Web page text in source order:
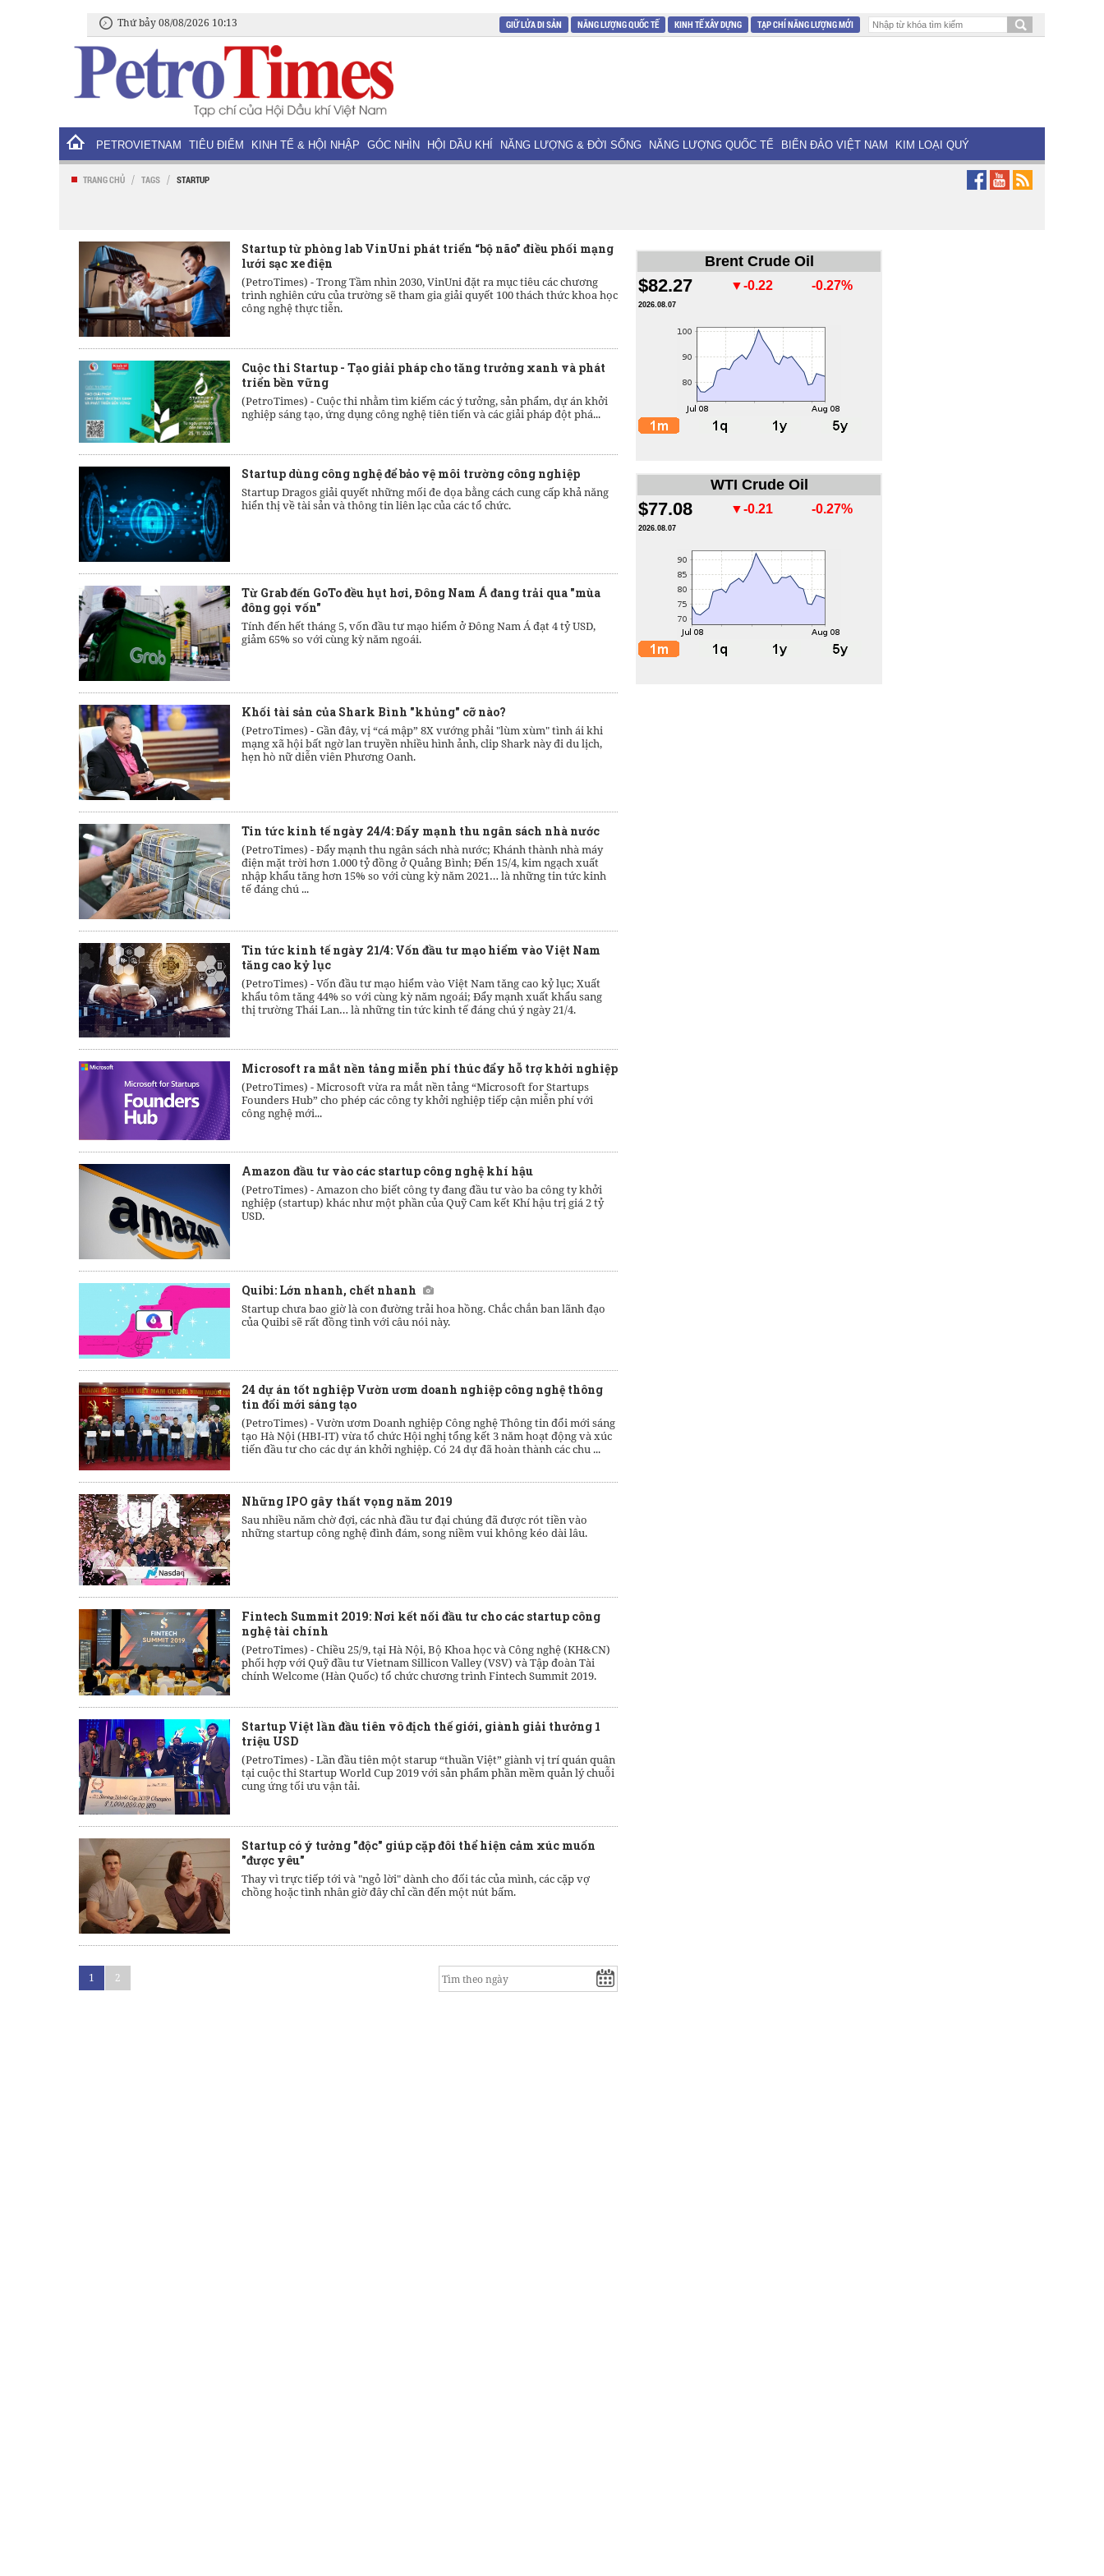
Thứ bảy 08/08/2026 10:13 GIỮ LỬA DI SẢN NĂNG LƯỢNG QUỐC TẾ KINH TẾ XÂY DỰNG TẠP CHÍ NĂNG LƯỢNG MỚI
PETROVIETNAM TIÊU ĐIỂM KINH TẾ & HỘI NHẬP GÓC NHÌN HỘI DẦU KHÍ NĂNG LƯỢNG & ĐỜI SỐNG NĂNG LƯỢNG QUỐC TẾ BIỂN ĐẢO VIỆT NAM KIM LOẠI QUÝ
TRANG CHỦ / TAGS / STARTUP
Startup từ phòng lab VinUni phát triển “bộ não” điều phối mạng
lưới sạc xe điện
(PetroTimes) -Trong Tầm nhìn 2030, VinUni đặt ra mục tiêu các chương
trình nghiên cứu của trường sẽ tham gia giải quyết 100 thách thức khoa học
công nghệ thực tiễn.
Cuộc thi Startup - Tạo giải pháp cho tăng trưởng xanh và phát
triển bền vững
(PetroTimes) -Cuộc thi nhằm tìm kiếm các ý tưởng, sản phẩm, dự án khởi
nghiệp sáng tạo, ứng dụng công nghệ tiên tiến và các giải pháp đột phá...
Startup dùng công nghệ để bảo vệ môi trường công nghiệp
Startup Dragos giải quyết những mối đe dọa bằng cách cung cấp khả năng
hiển thị về tài sản và thông tin liên lạc của các tổ chức.
Từ Grab đến GoTo đều hụt hơi, Đông Nam Á đang trải qua "mùa
đông gọi vốn"
Tính đến hết tháng 5, vốn đầu tư mạo hiểm ở Đông Nam Á đạt 4 tỷ USD,
giảm 65% so với cùng kỳ năm ngoái.
Khối tài sản của Shark Bình "khủng" cỡ nào?
(PetroTimes) -Gần đây, vị “cá mập” 8X vướng phải "lùm xùm" tình ái khi
mạng xã hội bất ngờ lan truyền nhiều hình ảnh, clip Shark này đi du lịch,
hẹn hò nữ diễn viên Phương Oanh.
Tin tức kinh tế ngày 24/4: Đẩy mạnh thu ngân sách nhà nước
(PetroTimes) -Đẩy mạnh thu ngân sách nhà nước; Khánh thành nhà máy
điện mặt trời hơn 1.000 tỷ đồng ở Quảng Bình; Đến 15/4, kim ngạch xuất
nhập khẩu tăng hơn 15% so với cùng kỳ năm 2021… là những tin tức kinh
tế đáng chú ...
Tin tức kinh tế ngày 21/4: Vốn đầu tư mạo hiểm vào Việt Nam
tăng cao kỷ lục
(PetroTimes) -Vốn đầu tư mạo hiểm vào Việt Nam tăng cao kỷ lục; Xuất
khẩu tôm tăng 44% so với cùng kỳ năm ngoái; Đẩy mạnh xuất khẩu sang
thị trường Thái Lan… là những tin tức kinh tế đáng chú ý ngày 21/4.
Microsoft ra mắt nền tảng miễn phí thúc đẩy hỗ trợ khởi nghiệp
(PetroTimes) -Microsoft vừa ra mắt nền tảng “Microsoft for Startups
Founders Hub” cho phép các công ty khởi nghiệp tiếp cận miễn phí với
công nghệ mới...
Amazon đầu tư vào các startup công nghệ khí hậu
(PetroTimes) -Amazon cho biết công ty đang đầu tư vào ba công ty khởi
nghiệp (startup) khác như một phần của Quỹ Cam kết Khí hậu trị giá 2 tỷ
USD.
Quibi: Lớn nhanh, chết nhanh
Startup chưa bao giờ là con đường trải hoa hồng. Chắc chắn ban lãnh đạo
của Quibi sẽ rất đồng tình với câu nói này.
24 dự án tốt nghiệp Vườn ươm doanh nghiệp công nghệ thông
tin đổi mới sáng tạo
(PetroTimes) -Vườn ươm Doanh nghiệp Công nghệ Thông tin đổi mới sáng
tạo Hà Nội (HBI-IT) vừa tổ chức Hội nghị tổng kết 3 năm hoạt động và xúc
tiến đầu tư cho các dự án khởi nghiệp. Có 24 dự đã hoàn thành các chu ...
Những IPO gây thất vọng năm 2019
Sau nhiều năm chờ đợi, các nhà đầu tư đại chúng đã được rót tiền vào
những startup công nghệ đình đám, song niềm vui không kéo dài lâu.
Fintech Summit 2019: Nơi kết nối đầu tư cho các startup công
nghệ tài chính
(PetroTimes) -Chiều 25/9, tại Hà Nội, Bộ Khoa học và Công nghệ (KH&CN)
phối hợp với Quỹ đầu tư Vietnam Sillicon Valley (VSV) và Tập đoàn Tài
chính Welcome (Hàn Quốc) tổ chức chương trình Fintech Summit 2019.
Startup Việt lần đầu tiên vô địch thế giới, giành giải thưởng 1
triệu USD
(PetroTimes) -Lần đầu tiên một starup “thuần Việt” giành vị trí quán quân
tại cuộc thi Startup World Cup 2019 với sản phẩm phần mềm quản lý chuỗi
cung ứng tối ưu vận tải.
Startup có ý tưởng "độc" giúp cặp đôi thể hiện cảm xúc muốn
"được yêu"
Thay vì trực tiếp tới và "ngỏ lời" dành cho đối tác của mình, các cặp vợ
chồng hoặc tình nhân giờ đây chỉ cần đến một nút bấm.
1 2
Brent Crude Oil
$82.27 ▼-0.22 -0.27%
2026.08.07
WTI Crude Oil
$77.08 ▼-0.21 -0.27%
2026.08.07